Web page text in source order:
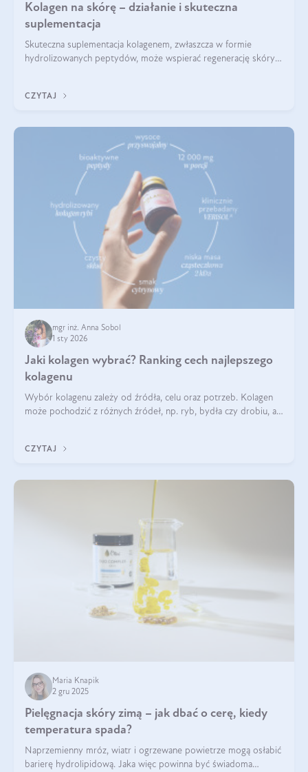
Kolagen na skórę – działanie i skuteczna
suplementacja
Skuteczna suplementacja kolagenem, zwłaszcza w formie
hydrolizowanych peptydów, może wspierać regenerację skóry i
CZYTAJ
mgr inż. Anna Sobol
1 sty 2026
Jaki kolagen wybrać? Ranking cech najlepszego
kolagenu
Wybór kolagenu zależy od źródła, celu oraz potrzeb. Kolagen
może pochodzić z różnych źródeł, np. ryb, bydła czy drobiu, a
bydlęcy.
CZYTAJ
Maria Knapik
2 gru 2025
Pielęgnacja skóry zimą – jak dbać o cerę, kiedy
temperatura spada?
Naprzemienny mróz, wiatr i ogrzewane powietrze mogą osłabić
barierę hydrolipidową. Jaka więc powinna być świadoma